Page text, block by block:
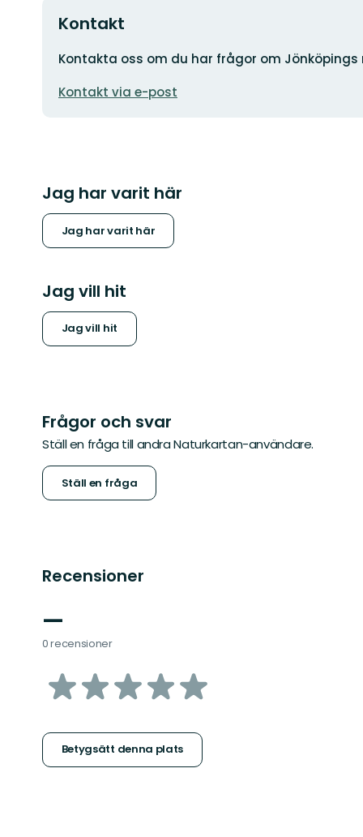
Kontakt
Adress
Kontakta oss om du har frågor om
postadress
Kontakt via e-post
Jag har varit här
Jag har varit här
Jag vill hit
Jag vill hit
Frågor och svar
Ställ en fråga till andra Naturkartan-användare.
Ställ en fråga
Recensioner
—
0 recensioner
av
stjärnor
Betygsätt denna plats